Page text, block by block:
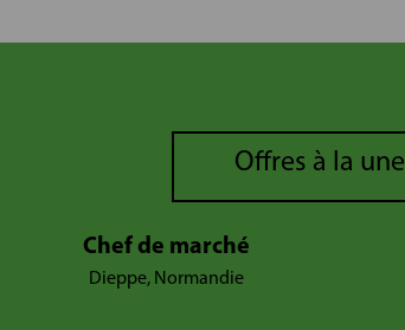
Offres à la une
Chef de marché
Dieppe, Normandie